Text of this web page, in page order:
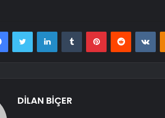
FacebookTwitter LinkedInTumblr PinterestReddit
DİLAN BİÇER